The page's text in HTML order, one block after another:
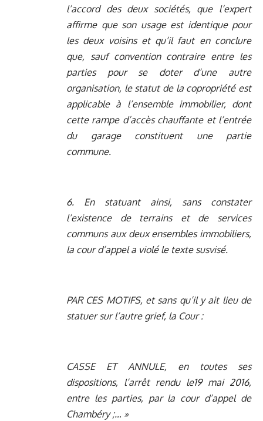
l’accord des deux sociétés, que l‘expert
affirme que son usage est identique pour
les deux voisins et qu’il faut en conclure
que, sauf convention contraire entre les
parties pour se doter d’une autre
organisation, le statut de la copropriété est
applicable à l’ensemble immobilier, dont
cette rampe d’accès chauffante et l’entrée
du garage constituent une partie
commune.
6. En statuant ainsi, sans constater
l’existence de terrains et de services
communs aux deux ensembles immobiliers,
la cour d’appel a violé le texte susvisé.
PAR CES MOTIFS, et sans qu’il y ait lieu de
statuer sur l’autre grief, la Cour :
CASSE ET ANNULE, en toutes ses
dispositions, l’arrêt rendu le19 mai 2016,
entre les parties, par la cour d’appel de
Chambéry ;… »